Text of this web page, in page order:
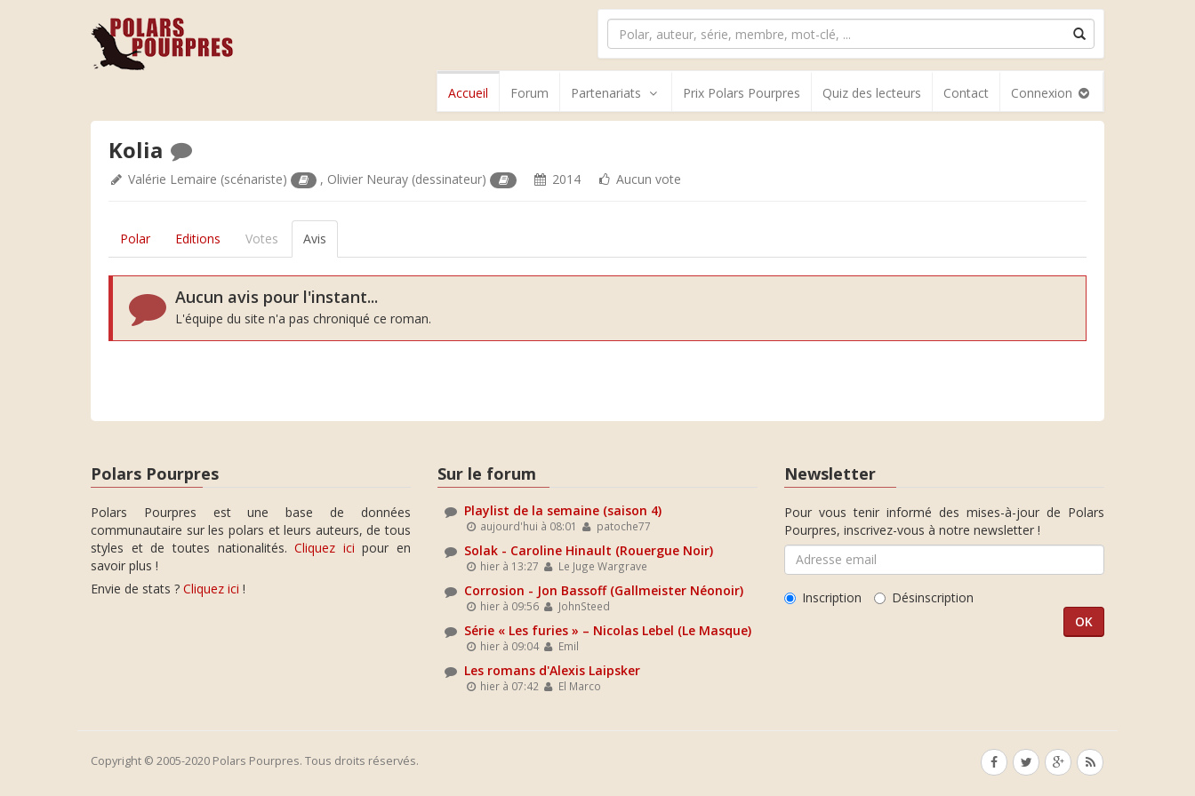
Accueil Forum Partenariats Prix Polars Pourpres Quiz des lecteurs Contact Connexion
Kolia
Valérie Lemaire (scénariste) , Olivier Neuray (dessinateur) 2014 Aucun vote
Polar Editions Votes Avis
Aucun avis pour l'instant...
L'équipe du site n'a pas chroniqué ce roman.
Polars Pourpres
Polars Pourpres est une base de données
communautaire sur les polars et leurs auteurs, de tous
styles et de toutes nationalités.Cliquez ici pour en
savoir plus !
Envie de stats ? Cliquez ici !
Sur le forum
Playlist de la semaine (saison 4)
aujourd'hui à 08:01 patoche77
Solak - Caroline Hinault (Rouergue Noir)
hier à 13:27 Le Juge Wargrave
Corrosion - Jon Bassoff (Gallmeister Néonoir)
hier à 09:56 JohnSteed
Série « Les furies » – Nicolas Lebel (Le Masque)
hier à 09:04 Emil
Les romans d'Alexis Laipsker
hier à 07:42 El Marco
Newsletter
Pour vous tenir informé des mises-à-jour de Polars
Pourpres, inscrivez-vous à notre newsletter !
Inscription Désinscription
Copyright © 2005-2020 Polars Pourpres. Tous droits réservés.